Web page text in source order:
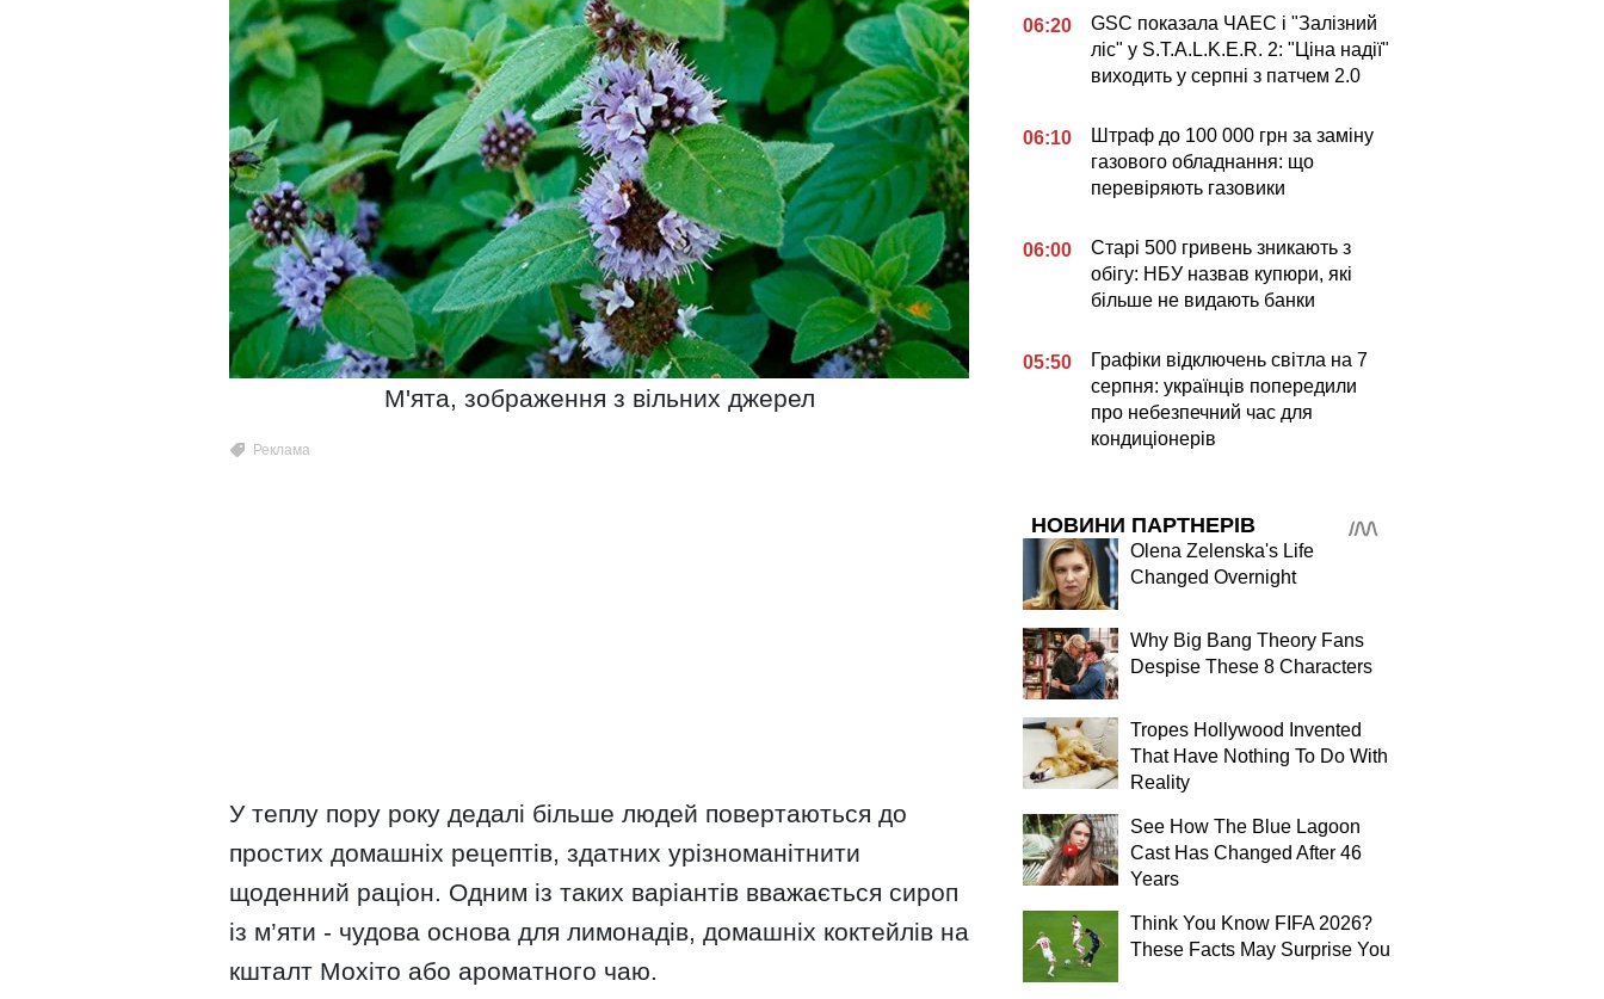
М'ята, зображення з вільних джерел
У теплу пору року дедалі більше людей повертаються до
простих домашніх рецептів, здатних урізноманітнити
щоденний раціон. Одним із таких варіантів вважається сироп
із м’яти - чудова основа для лимонадів, домашніх коктейлів на
кшталт Мохіто або ароматного чаю.
06:20
GSC показала ЧАЕС і "Залізний
ліс" у S.T.A.L.K.E.R. 2: "Ціна надії"
виходить у серпні з патчем 2.0
06:10
Штраф до 100 000 грн за заміну
газового обладнання: що
перевіряють газовики
06:00
Старі 500 гривень зникають з
обігу: НБУ назвав купюри, які
більше не видають банки
05:50
Графіки відключень світла на 7
серпня: українців попередили
про небезпечний час для
кондиціонерів
НОВИНИ ПАРТНЕРІВ
Olena Zelenska's Life
Changed Overnight
Why Big Bang Theory Fans
Despise These 8 Characters
Tropes Hollywood Invented
That Have Nothing To Do With
Reality
See How The Blue Lagoon
Cast Has Changed After 46
Years
Think You Know FIFA 2026?
These Facts May Surprise You